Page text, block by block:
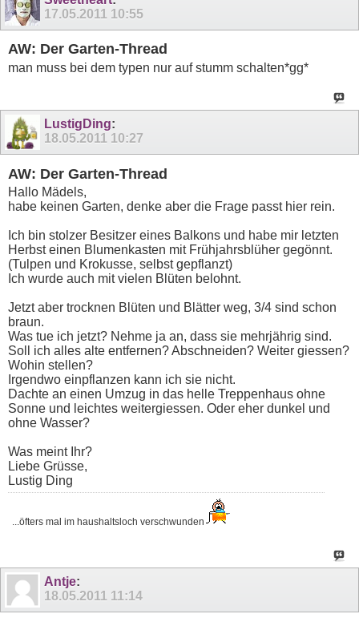
17.05.2011 10:55
AW: Der Garten-Thread
man muss bei dem typen nur auf stumm schalten*gg*
LustigDing:
18.05.2011 10:27
AW: Der Garten-Thread
Hallo Mädels,
habe keinen Garten, denke aber die Frage passt hier rein.
Ich bin stolzer Besitzer eines Balkons und habe mir letzten
Herbst einen Blumenkasten mit Frühjahrsblüher gegönnt.
(Tulpen und Krokusse, selbst gepflanzt)
Ich wurde auch mit vielen Blüten belohnt.
Jetzt aber trocknen Blüten und Blätter weg, 3/4 sind schon
braun.
Was tue ich jetzt? Nehme ja an, dass sie mehrjährig sind.
Soll ich alles alte entfernen? Abschneiden? Weiter giessen?
Wohin stellen?
Irgendwo einpflanzen kann ich sie nicht.
Dachte an einen Umzug in das helle Treppenhaus ohne
Sonne und leichtes weitergiessen. Oder eher dunkel und
ohne Wasser?
Was meint Ihr?
Liebe Grüsse,
Lustig Ding
...öfters mal im haushaltsloch verschwunden
Antje:
18.05.2011 11:14